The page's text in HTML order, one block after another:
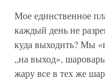
Мое единственное
каждый день не
куда выходить? Мы
„на выход»,
жару все в тех же